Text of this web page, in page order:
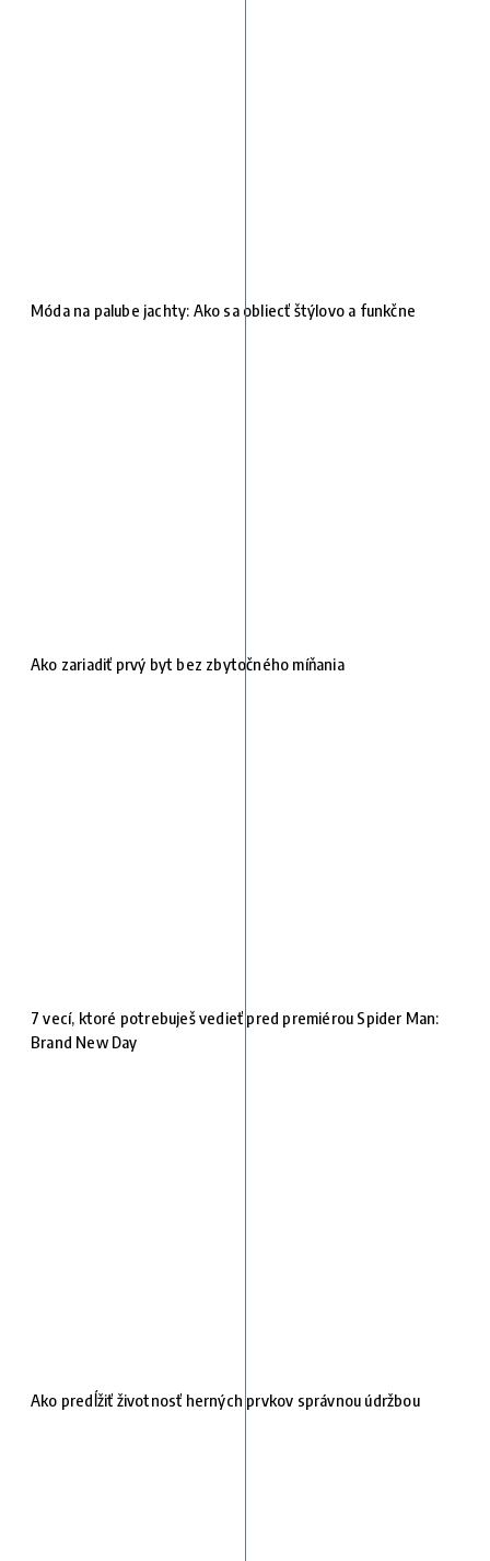
Móda na palube jachty: Ako sa obliecť štýlovo a funkčne
Ako zariadiť prvý byt bez zbytočného míňania
7 vecí, ktoré potrebuješ vedieť pred premiérou Spider Man:
Brand New Day
Ako predĺžiť životnosť herných prvkov správnou údržbou